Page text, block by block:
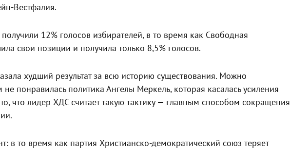
Вестфалия.
12% голосов избирателей, в то время как Свободная
свои позиции и получила только 8,5% голосов.
худший результат за всю историю существования. Можно
понравилась политика Ангелы Меркель, которая касалась усиления
что лидер ХДС считает такую тактику — главным способом сокращения
в то время как партия Христианско-демократический союз теряет